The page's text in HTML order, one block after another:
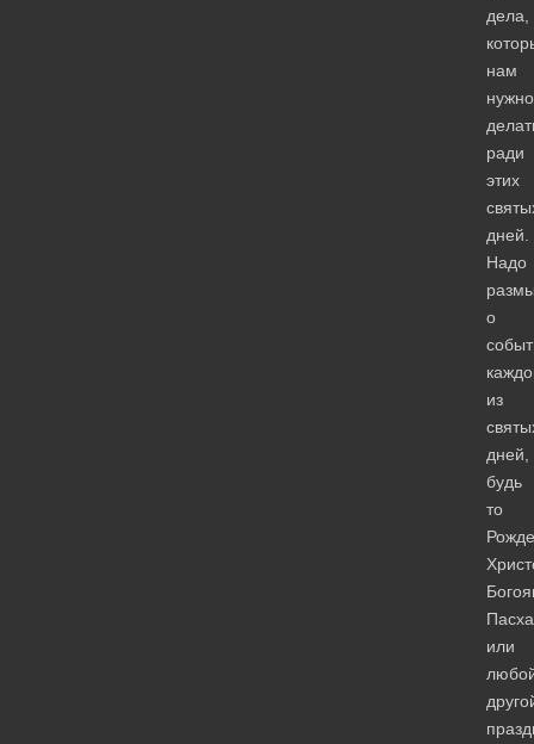
дела,
нам
нужно
ради
этих
дней.
Надо
о
из
дней,
будь
то
Пасха
или